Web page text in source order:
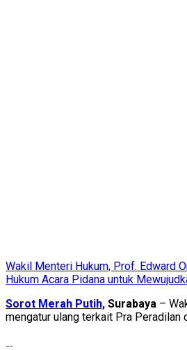
Wakil Menteri Hukum, Prof. Edward
Hukum Acara Pidana untuk
Sorot Merah Putih, Surabaya –
mengatur ulang terkait Pra Peradilan